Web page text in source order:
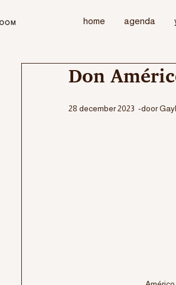
home agenda
Don
28 december 2023  -door